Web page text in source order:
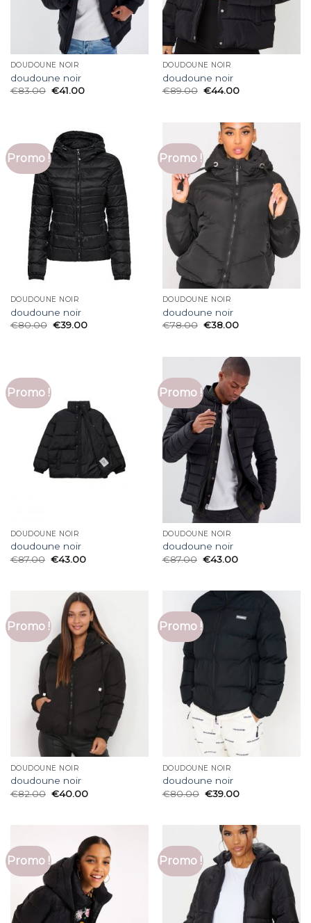
DOUDOUNE NOIR
doudoune noir
€83.00 €41.00
DOUDOUNE NOIR
doudoune noir
€89.00 €44.00
Promo !
DOUDOUNE NOIR
doudoune noir
€80.00 €39.00
Promo !
DOUDOUNE NOIR
doudoune noir
€78.00 €38.00
Promo !
DOUDOUNE NOIR
doudoune noir
€87.00 €43.00
Promo !
DOUDOUNE NOIR
doudoune noir
€87.00 €43.00
Promo !
DOUDOUNE NOIR
doudoune noir
€82.00 €40.00
Promo !
DOUDOUNE NOIR
doudoune noir
€80.00 €39.00
Promo ! Promo !